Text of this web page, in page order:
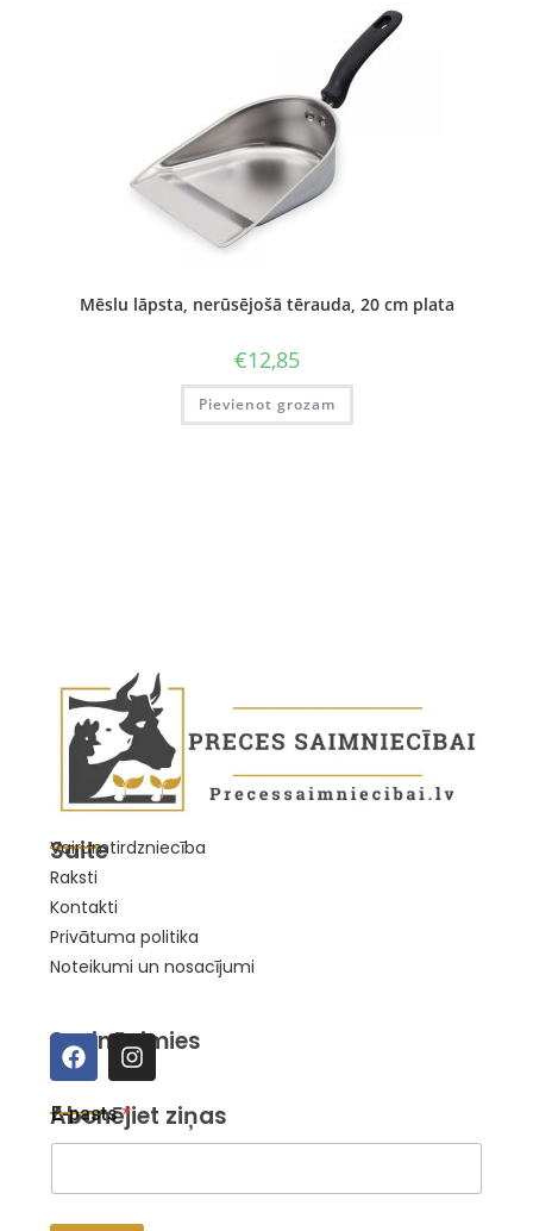
Mēslu lāpsta, nerūsējošā tērauda, 20 cm plata
€12,85
Pievienot grozam
Saite
Vairumtirdzniecība
Raksti
Kontakti
Privātuma politika
Noteikumi un nosacījumi
Sazināsimies
Abonējiet ziņas
-
p
s
E-pasts*